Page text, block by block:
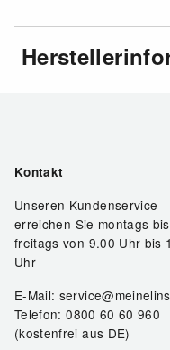
Kontakt
Unseren Kundenservice
erreichen Sie montags bis
freitags von 9.00 Uhr bis
Uhr
E-Mail:
Telefon: 0800 60 60 960
(kostenfrei aus DE)